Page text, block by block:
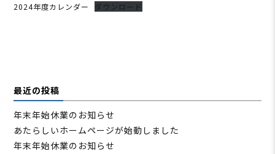
最近の投稿
年末年始休業のお知らせ
あたらしいホームページが始動しました
年末年始休業のお知らせ
2024年度カレンダー ダウンロード